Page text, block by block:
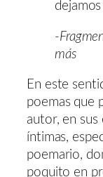
-
más
En este
poemas que
autor, en sus
íntimas,
poemario,
poquito en